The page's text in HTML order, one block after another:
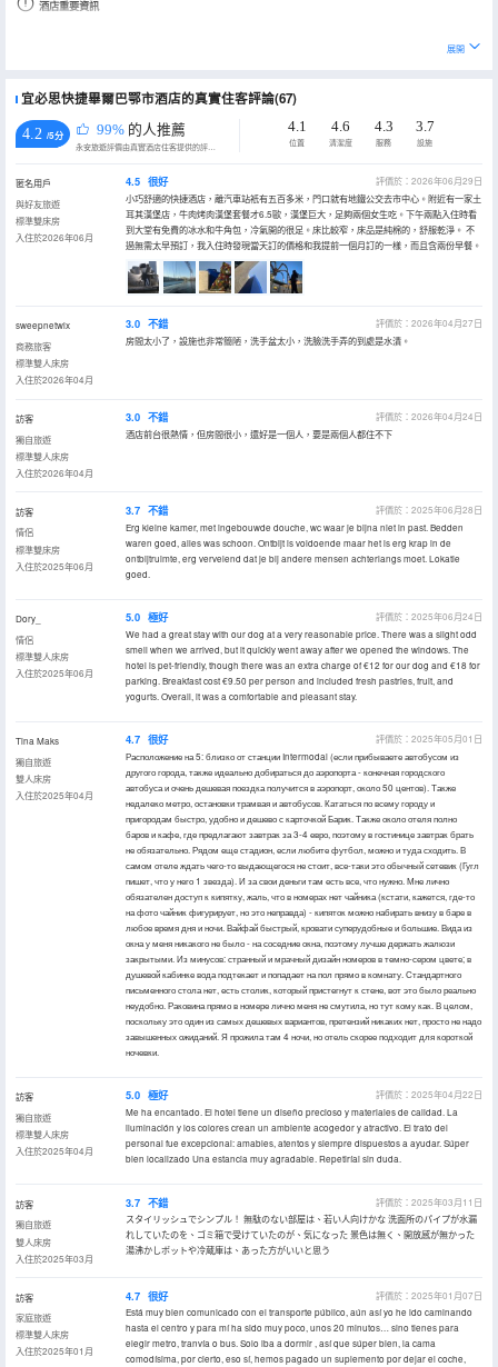
酒店重要資訊
展開
宜必思快捷畢爾巴鄂市酒店的真實住客評論(67)
4.2 /5分 99% 的人推薦
永安旅遊評價由真實酒店住客提供的評價。
4.1
位置
4.6
清潔度
4.3
服務
3.7
設施
匿名用戶
與好友旅遊
標準雙床房
入住於2026年06月
4.5 很好
評價於：2026年06月29日
小巧舒適的快捷酒店，離汽車站衹有五百多米，門口就有地鐵公交去市中心。附近有一家土
耳其漢堡店，牛肉烤肉漢堡套餐才6.5歐，漢堡巨大，足夠兩個女生吃。下午兩點入住時看
到大堂有免費的冰水和牛角包，冷氣開的很足。床比較窄，床品是純棉的，舒服乾淨。 不
過無需太早預訂，我入住時發現當天訂的價格和我提前一個月訂的一樣，而且含兩份早餐。
sweepnetwlx
商務旅客
標準雙人床房
入住於2026年04月
3.0 不錯
評價於：2026年04月27日
房間太小了，設施也非常簡陋，洗手盆太小，洗臉洗手弄的到處是水漬。
訪客
獨自旅遊
標準雙人床房
入住於2026年04月
3.0 不錯
評價於：2026年04月24日
酒店前台很熱情，但房間很小，還好是一個人，要是兩個人都住不下
訪客
情侶
標準雙床房
入住於2025年06月
3.7 不錯
評價於：2025年06月28日
Erg kleine kamer, met ingebouwde douche, wc waar je bijna niet in past. Bedden
waren goed, alles was schoon. Ontbijt is voldoende maar het is erg krap in de
ontbijtruimte, erg vervelend dat je bij andere mensen achterlangs moet. Lokatie
goed.
Dory_
情侶
標準雙人床房
入住於2025年06月
5.0 極好
評價於：2025年06月24日
We had a great stay with our dog at a very reasonable price. There was a slight odd
smell when we arrived, but it quickly went away after we opened the windows. The
hotel is pet-friendly, though there was an extra charge of €12 for our dog and €18 for
parking. Breakfast cost €9.50 per person and included fresh pastries, fruit, and
yogurts. Overall, it was a comfortable and pleasant stay.
Tina Maks
獨自旅遊
雙人床房
入住於2025年04月
4.7 很好
評價於：2025年05月01日
Расположение на 5: близко от станции Intermodal (если прибываете автобусом из
другого города, также идеально добираться до аэропорта - конечная городского
автобуса и очень дешевая поездка получится в аэропорт, около 50 центов). Также
недалеко метро, остановки трамвая и автобусов. Кататься по всему городу и
пригородам быстро, удобно и дешево с карточкой Барик. Также около отеля полно
баров и кафе, где предлагают завтрак за 3-4 евро, поэтому в гостинице завтрак брать
не обязательно. Рядом еще стадион, если любите футбол, можно и туда сходить. В
самом отеле ждать чего-то выдающегося не стоит, все-таки это обычный сетевик (Гугл
пишет, что у него 1 звезда). И за свои деньги там есть все, что нужно. Мне лично
обязателен доступ к кипятку, жаль, что в номерах нет чайника (кстати, кажется, где-то
на фото чайник фигурирует, но это неправда) - кипяток можно набирать внизу в баре в
любое время дня и ночи. Вайфай быстрый, кровати суперудобные и большие. Вида из
окна у меня никакого не было - на соседние окна, поэтому лучше держать жалюзи
закрытыми. Из минусов: странный и мрачный дизайн номеров в темно-сером цвете; в
душевой кабинке вода подтекает и попадает на пол прямо в комнату. Стандартного
письменного стола нет, есть столик, который пристегнут к стене, вот это было реально
неудобно. Раковина прямо в номере лично меня не смутила, но тут кому как. В целом,
поскольку это один из самых дешевых вариантов, претензий никаких нет, просто не надо
завышенных ожиданий. Я прожила там 4 ночи, но отель скорее подходит для короткой
ночевки.
訪客
獨自旅遊
標準雙人床房
入住於2025年04月
5.0 極好
評價於：2025年04月22日
Me ha encantado. El hotel tiene un diseño precioso y materiales de calidad. La
iluminación y los colores crean un ambiente acogedor y atractivo. El trato del
personal fue excepcional: amables, atentos y siempre dispuestos a ayudar. Súper
bien localizado Una estancia muy agradable. Repetiríai sin duda.
訪客
獨自旅遊
雙人床房
入住於2025年03月
3.7 不錯
評價於：2025年03月11日
スタイリッシュでシンプル！ 無駄のない部屋は、若い人向けかな 洗面所のパイプが水漏
れしていたのを、ゴミ箱で受けていたのが、気になった 景色は無く、開放感が無かった
湯沸かしポットや冷蔵庫は、あった方がいいと思う
訪客
家庭旅遊
標準雙人床房
入住於2025年01月
4.7 很好
評價於：2025年01月07日
Está muy bien comunicado con el transporte público, aún así yo he ido caminando
hasta el centro y para mí ha sido muy poco, unos 20 minutos… sino tienes para
elegir metro, tranvía o bus. Solo iba a dormir , así que súper bien, la cama
comodísima, por cierto, eso sí, hemos pagado un suplemento por dejar el coche,